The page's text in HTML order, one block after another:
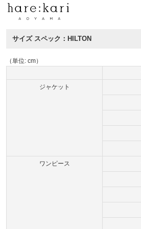
サイズ スペック：HILTON
（単位: cm）
ジャケット
ワンピース